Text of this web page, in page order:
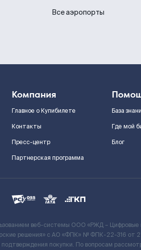
Все аэропорты
Компания
Главное о Купибилете
Контакты
Пресс-центр
Партнерская программа
База
Где мой
Блог
веб-системы ООО «РЖД –
решения» c АО «ФПК» № ФПК-22-316 от
покупки. По вопросам